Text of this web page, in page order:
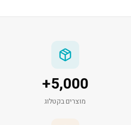
5,000
+
מוצרים בקטלוג